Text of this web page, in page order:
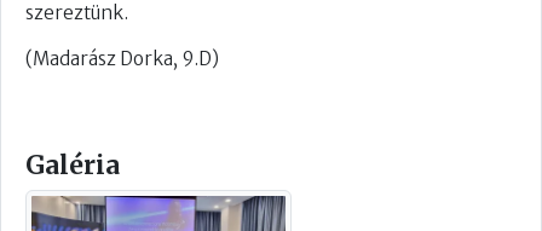
szereztünk.
(Madarász Dorka, 9.D)
Galéria